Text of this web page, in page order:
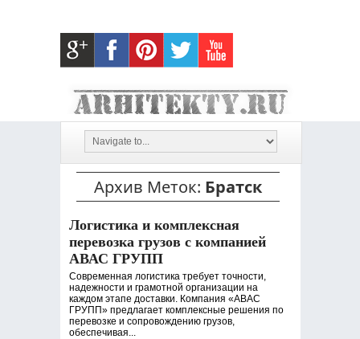
Архив Меток: Братск
Логистика и комплексная
перевозка грузов с компанией
АВАС ГРУПП
Современная логистика требует точности,
надежности и грамотной организации на
каждом этапе доставки. Компания «АВАС
ГРУПП» предлагает комплексные решения по
перевозке и сопровождению грузов,
обеспечивая...